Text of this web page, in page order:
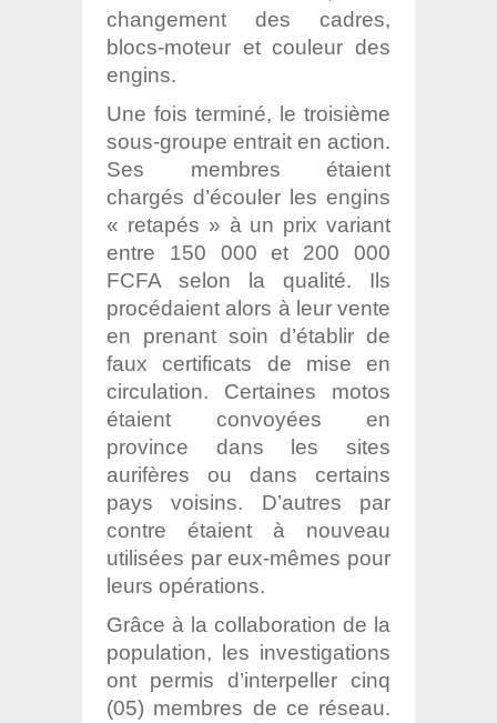
changement des cadres,
blocs-moteur et couleur des
engins.
Une fois terminé, le troisième
sous-groupe entrait en action.
Ses membres étaient
chargés d’écouler les engins
« retapés » à un prix variant
entre 150 000 et 200 000
FCFA selon la qualité. Ils
procédaient alors à leur vente
en prenant soin d’établir de
faux certificats de mise en
circulation. Certaines motos
étaient convoyées en
province dans les sites
aurifères ou dans certains
pays voisins. D’autres par
contre étaient à nouveau
utilisées par eux-mêmes pour
leurs opérations.
Grâce à la collaboration de la
population, les investigations
ont permis d’interpeller cinq
(05) membres de ce réseau.